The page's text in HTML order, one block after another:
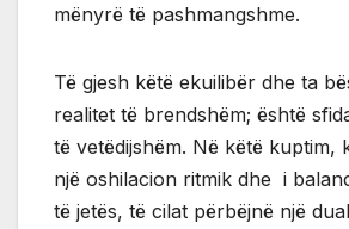
mënyrë të pashmangshme.
Të gjesh këtë ekuilibër dhe ta
realitet të brendshëm; është
të vetëdijshëm. Në këtë kuptim,
një oshilacion ritmik dhe i
të jetës, të cilat përbëjnë një